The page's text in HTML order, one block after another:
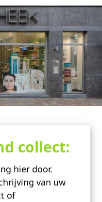
collect:
hier door.
van uw
of